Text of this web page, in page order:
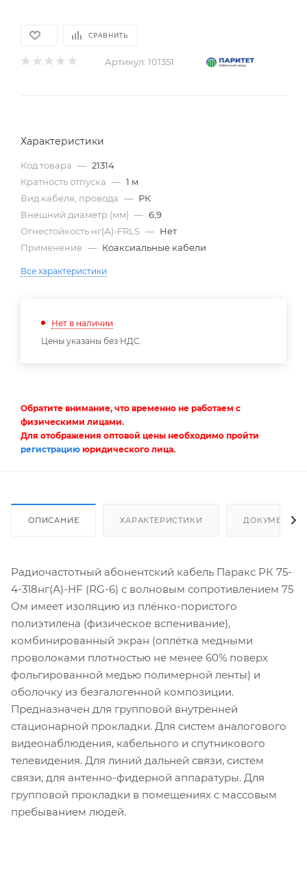
СРАВНИТЬ
Артикул: 101351
Характеристики
Код товара — 21314
Кратность отпуска — 1 м
Вид кабеля, провода — РК
Внешний диаметр (мм) — 6,9
Огнестойкость нг(А)-FRLS — Нет
Применение — Коаксиальные кабели
Все характеристики
Нет в наличии
Цены указаны без НДС.
Обратите внимание, что временно не работаем с
физическими лицами.
Для отображения оптовой цены необходимо пройти
регистрацию юридического лица.
ОПИСАНИЕ ХАРАКТЕРИСТИКИ ДОКУМЕНТЫ
Радиочастотный абонентский кабель Паракс РК 75-
4-318нг(А)-HF (RG-6) с волновым сопротивлением 75
Ом имеет изоляцию из плёнко-пористого
полиэтилена (физическое вспенивание),
комбинированный экран (оплётка медными
проволоками плотностью не менее 60% поверх
фольгированной медью полимерной ленты) и
оболочку из безгалогенной композиции.
Предназначен для групповой внутренней
стационарной прокладки. Для систем аналогового
видеонаблюдения, кабельного и спутникового
телевидения. Для линий дальней связи, систем
связи, для антенно-фидерной аппаратуры. Для
групповой прокладки в помещениях с массовым
пребыванием людей.